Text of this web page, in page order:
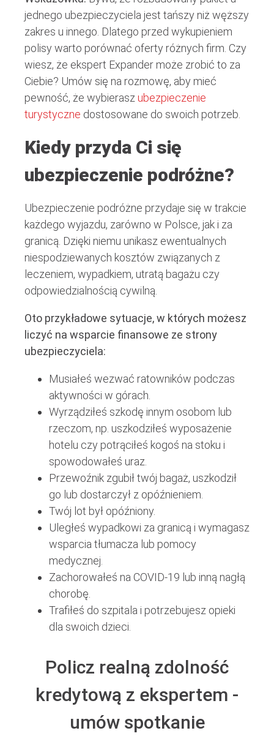
jednego ubezpieczyciela jest tańszy niż węższy
zakres u innego. Dlatego przed wykupieniem
polisy warto porównać oferty różnych firm. Czy
wiesz, że ekspert Expander może zrobić to za
Ciebie? Umów się na rozmowę, aby mieć
pewność, że wybierasz ubezpieczenie
turystyczne dostosowane do swoich potrzeb.
Kiedy przyda Ci się
ubezpieczenie podróżne?
Ubezpieczenie podróżne przydaje się w trakcie
każdego wyjazdu, zarówno w Polsce, jak i za
granicą. Dzięki niemu unikasz ewentualnych
niespodziewanych kosztów związanych z
leczeniem, wypadkiem, utratą bagażu czy
odpowiedzialnością cywilną.
Oto przykładowe sytuacje, w których możesz
liczyć na wsparcie finansowe ze strony
ubezpieczyciela:
Musiałeś wezwać ratowników podczas
aktywności w górach.
Wyrządziłeś szkodę innym osobom lub
rzeczom, np. uszkodziłeś wyposażenie
hotelu czy potrąciłeś kogoś na stoku i
spowodowałeś uraz.
Przewoźnik zgubił twój bagaż, uszkodził
go lub dostarczył z opóźnieniem.
Twój lot był opóźniony.
Uległeś wypadkowi za granicą i wymagasz
wsparcia tłumacza lub pomocy
medycznej.
Zachorowałeś na COVID-19 lub inną nagłą
chorobę.
Trafiłeś do szpitala i potrzebujesz opieki
dla swoich dzieci.
Policz realną zdolność
kredytową z ekspertem -
umów spotkanie